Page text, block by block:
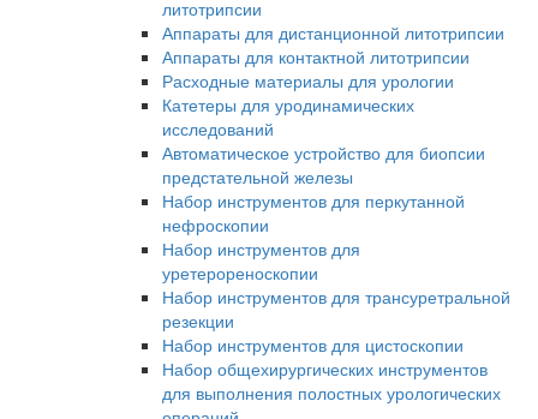
литотрипсии
Аппараты для дистанционной литотрипсии
Аппараты для контактной литотрипсии
Расходные материалы для урологии
Катетеры для уродинамических
исследований
Автоматическое устройство для биопсии
предстательной железы
Набор инструментов для перкутанной
нефроскопии
Набор инструментов для
уретерореноскопии
Набор инструментов для трансуретральной
резекции
Набор инструментов для цистоскопии
Набор общехирургических инструментов
для выполнения полостных урологических